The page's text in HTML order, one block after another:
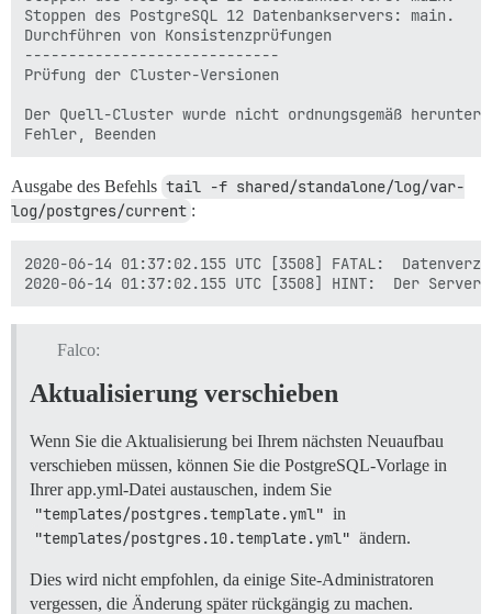
Stoppen des PostgreSQL 12 Datenbankservers: main.
Durchführen von Konsistenzprüfungen
-----------------------------
Prüfung der Cluster-Versionen
Der Quell-Cluster wurde nicht ordnungsgemäß
Ausgabe des Befehls tail -f shared/standalone/log/var-
log/postgres/current :
2020-06-14 01:37:02.155 UTC [3508] FATAL:
Falco:
Aktualisierung verschieben
Wenn Sie die Aktualisierung bei Ihrem nächsten Neuaufbau
verschieben müssen, können Sie die PostgreSQL-Vorlage in
Ihrer app.yml-Datei austauschen, indem Sie
"templates/postgres.template.yml" in
"templates/postgres.10.template.yml" ändern.
Dies wird nicht empfohlen, da einige Site-Administratoren
vergessen, die Änderung später rückgängig zu machen.